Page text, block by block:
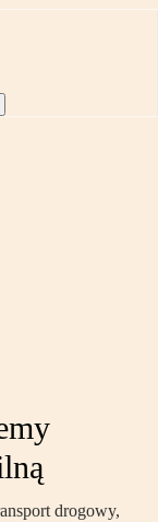
drogowy,